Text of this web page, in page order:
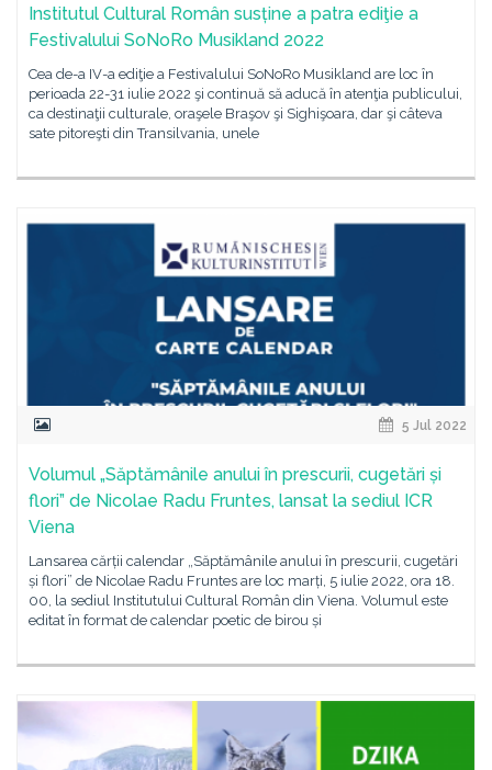
Institutul Cultural Român susține a patra ediţie a
Festivalului SoNoRo Musikland 2022
Cea de-a IV-a ediţie a Festivalului SoNoRo Musikland are loc în
perioada 22-31 iulie 2022 şi continuă să aducă în atenţia publicului,
ca destinaţii culturale, oraşele Braşov şi Sighişoara, dar şi câteva
sate pitoreşti din Transilvania, unele
5 Jul 2022
Volumul „Săptămânile anului în prescurii, cugetări și
flori” de Nicolae Radu Fruntes, lansat la sediul ICR
Viena
Lansarea cărții calendar „Săptămânile anului în prescurii, cugetări
și flori” de Nicolae Radu Fruntes are loc marți, 5 iulie 2022, ora 18.
00, la sediul Institutului Cultural Român din Viena. Volumul este
editat în format de calendar poetic de birou și